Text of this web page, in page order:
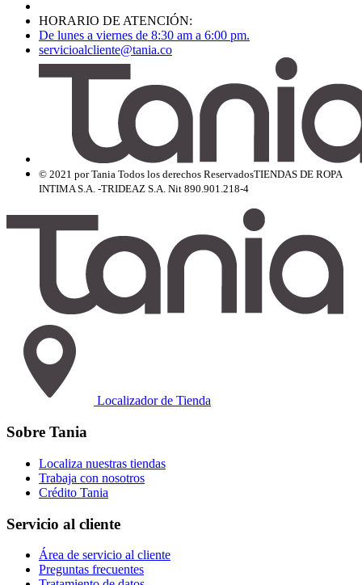
HORARIO DE ATENCIÓN:
De lunes a viernes de 8:30 am a 6:00 pm.
servicioalcliente@tania.co
© 2021 por Tania Todos los derechos ReservadosTIENDAS DE ROPA
INTIMA S.A. -TRIDEAZ S.A. Nit 890.901.218-4
Localizador de Tienda
Sobre Tania
Localiza nuestras tiendas
Trabaja con nosotros
Crédito Tania
Servicio al cliente
Área de servicio al cliente
Preguntas frecuentes